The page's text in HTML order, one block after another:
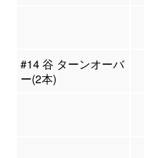
#14 谷 ターンオーバ
ー(2本)